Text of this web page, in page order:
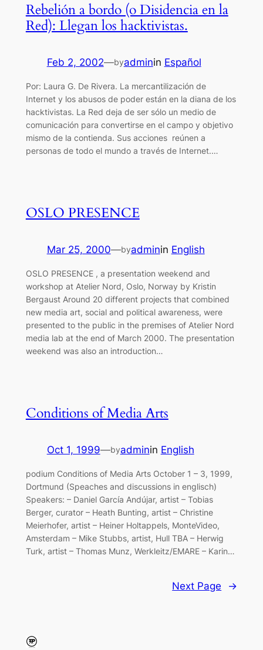
Rebelión a bordo (o Disidencia en la
Red): Llegan los hacktivistas.
Feb 2, 2002—byadminin Español
Por: Laura G. De Rivera. La mercantilización de
Internet y los abusos de poder están en la diana de los
hacktivistas. La Red deja de ser sólo un medio de
comunicación para convertirse en el campo y objetivo
mismo de la contienda. Sus acciones reúnen a
personas de todo el mundo a través de Internet.…
OSLO PRESENCE
Mar 25, 2000—byadminin English
OSLO PRESENCE , a presentation weekend and
workshop at Atelier Nord, Oslo, Norway by Kristin
Bergaust Around 20 different projects that combined
new media art, social and political awareness, were
presented to the public in the premises of Atelier Nord
media lab at the end of March 2000. The presentation
weekend was also an introduction…
Conditions of Media Arts
Oct 1, 1999—byadminin English
podium Conditions of Media Arts October 1 – 3, 1999,
Dortmund (Speaches and discussions in englisch)
Speakers: – Daniel García Andújar, artist – Tobias
Berger, curator – Heath Bunting, artist – Christine
Meierhofer, artist – Heiner Holtappels, MonteVideo,
Amsterdam – Mike Stubbs, artist, Hull TBA – Herwig
Turk, artist – Thomas Munz, Werkleitz/EMARE – Karin…
Next Page →